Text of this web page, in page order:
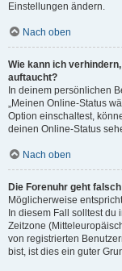
Einstellungen ändern.
Nach oben
Wie kann ich
auftaucht?
In deinem persönlichen
„Meinen Online-Status
Option einschaltest,
deinen Online-Status
Nach oben
Die Forenuhr geht
Möglicherweise
In diesem Fall solltest du
Zeitzone
von registrierten
bist, ist dies ein guter